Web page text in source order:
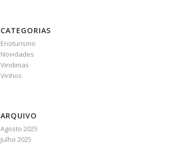
CATEGORIAS
Enoturismo
Novidades
Vindimas
Vinhos
ARQUIVO
Agosto 2025
Julho 2025